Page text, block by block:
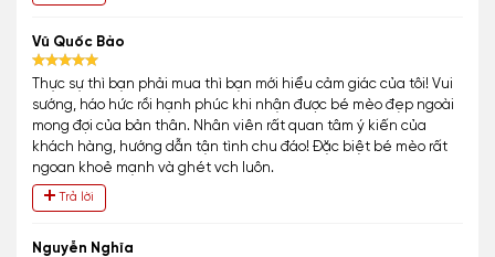
Vũ Quốc Bảo
Thực sự thì bạn phải mua thì bạn mới hiểu cảm giác của tôi! Vui
sướng, háo hức rồi hạnh phúc khi nhận được bé mèo đẹp ngoài
mong đợi của bản thân. Nhân viên rất quan tâm ý kiến của
khách hàng, hướng dẫn tận tình chu đáo! Đặc biệt bé mèo rất
ngoan khoẻ mạnh và ghét vch luôn.
Trả lời
Nguyễn Nghĩa